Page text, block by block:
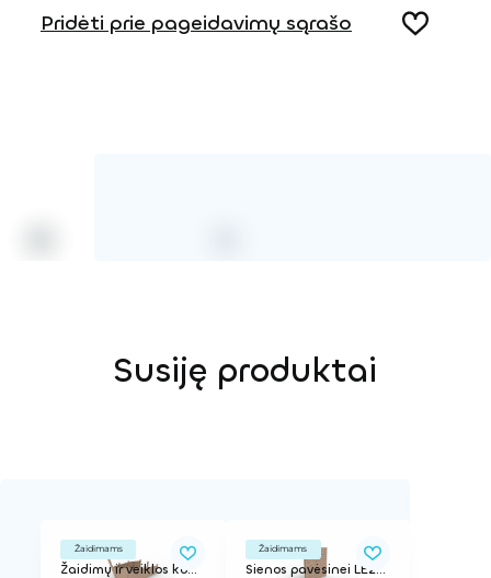
Pridėti prie pageidavimų sąrašo
Susiję produktai
Žaidimams
Žaidimų ir veiklos kompleksas
Žaidimams
Sienos pavėsinei LE20112